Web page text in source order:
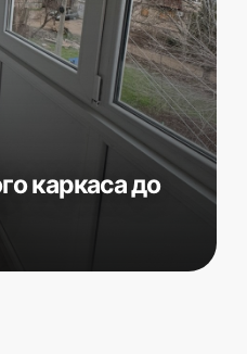
каркаса до